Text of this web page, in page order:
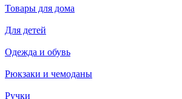
Товары для дома
Для детей
Одежда и обувь
Рюкзаки и чемоданы
Ручки